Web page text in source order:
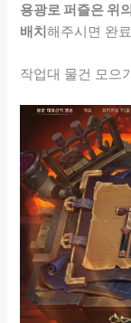
용광로 퍼즐은 위
배치해주시면 완
작업대 물건 모으